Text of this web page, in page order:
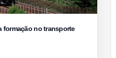
formação no transporte